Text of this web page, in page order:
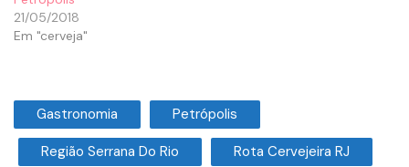
21/05/2018
Em "cerveja"
Gastronomia Petrópolis
Região Serrana Do Rio Rota Cervejeira RJ